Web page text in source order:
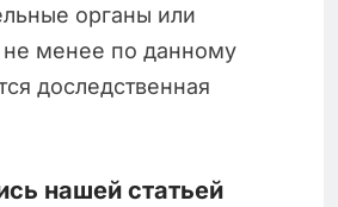
органы или
менее по данному
доследственная
нашей статьей